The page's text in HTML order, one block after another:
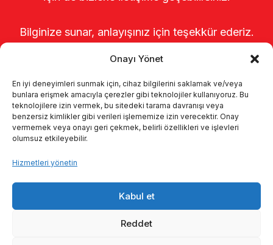
Onayı Yönet
En iyi deneyimleri sunmak için, cihaz bilgilerini saklamak ve/veya
bunlara erişmek amacıyla çerezler gibi teknolojiler kullanıyoruz. Bu
teknolojilere izin vermek, bu sitedeki tarama davranışı veya
benzersiz kimlikler gibi verileri işlememize izin verecektir. Onay
vermemek veya onayı geri çekmek, belirli özellikleri ve işlevleri
olumsuz etkileyebilir.
Hizmetleri yönetin
Kabul et
Reddet
Bilginize sunar, anlayışınız için teşekkür ederiz.
Kalite politikamız